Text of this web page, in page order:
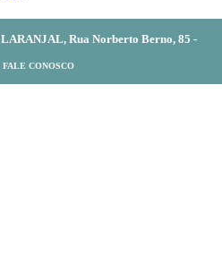
Rua Norberto Berno, 85 -
FALE CONOSCO